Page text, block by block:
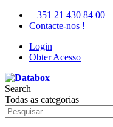
+ 351 21 430 84 00
Contacte-nos !
Login
Obter Acesso
Search
Todas as categorias